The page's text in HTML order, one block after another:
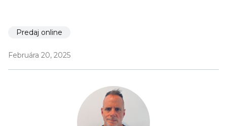
Predaj online
Februára 20, 2025